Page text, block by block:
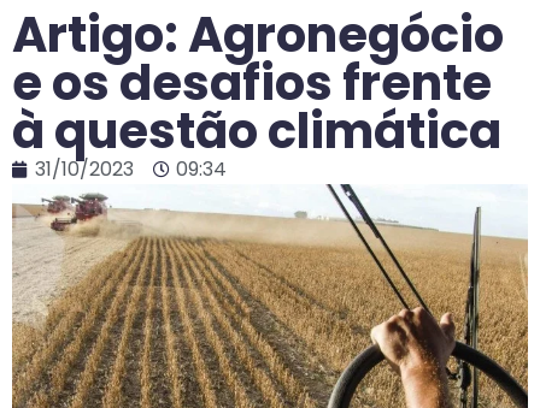
Artigo: Agronegócio
e os desafios frente
à questão climática
31/10/2023 09:34